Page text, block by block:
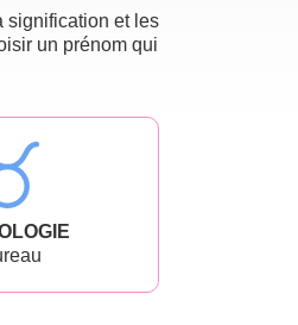
signification et les
un prénom qui